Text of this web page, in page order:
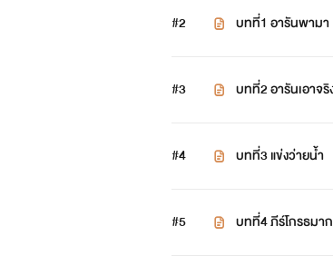
#2 บทที่1 อารันพามา
#3 บทที่2 อารันเอาจริ
#4 บทที่3 แข่งว่ายน้ำ
#5 บทที่4 ภีร์โกรธมา